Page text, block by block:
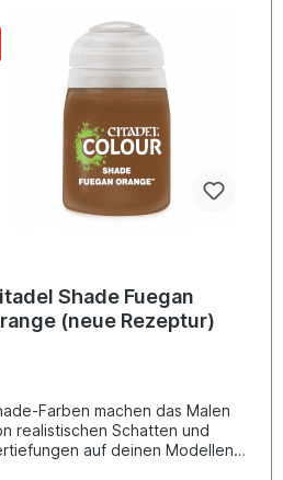
Shade Fuegan
(neue Rezeptur)
Farben machen das Malen
realistischen Schatten und
auf deinen Modellen